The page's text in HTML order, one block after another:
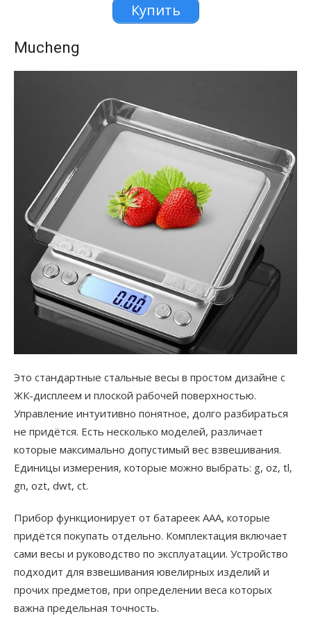
Купить
Mucheng
Это стандартные стальные весы в простом дизайне с
ЖК-дисплеем и плоской рабочей поверхностью.
Управление интуитивно понятное, долго разбираться
не придётся. Есть несколько моделей, различает
которые максимально допустимый вес взвешивания.
Единицы измерения, которые можно выбрать: g, oz, tl,
gn, ozt, dwt, ct.
Прибор функционирует от батареек ААА, которые
придётся покупать отдельно. Комплектация включает
сами весы и руководство по эксплуатации. Устройство
подходит для взвешивания ювелирных изделий и
прочих предметов, при определении веса которых
важна предельная точность.